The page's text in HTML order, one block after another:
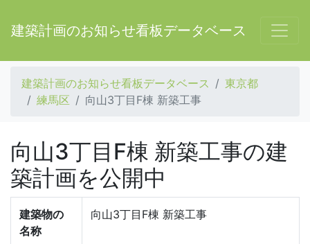
建築計画のお知らせ看板データベース
建築計画のお知らせ看板データベース
東京都
練馬区
向山3丁目F棟 新築工事
向山3丁目F棟 新築工事の建
築計画を公開中
建築物の
名称
向山3丁目F棟 新築工事